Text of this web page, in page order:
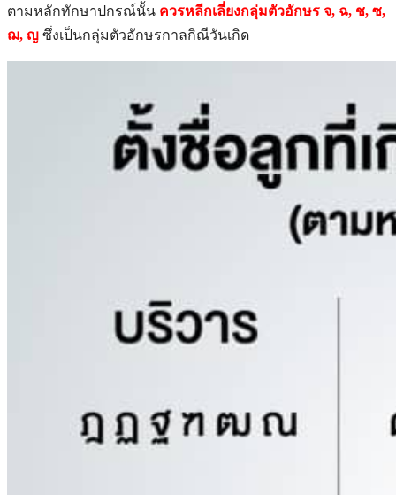
ตามหลักทักษาปกรณ์นั้น ควรหลีกเลี่ยงกลุ่มตัวอักษร จ, ฉ, ช, ซ,
ฌ, ญ ซึ่งเป็นกลุ่มตัวอักษรกาลกิณีวันเกิด